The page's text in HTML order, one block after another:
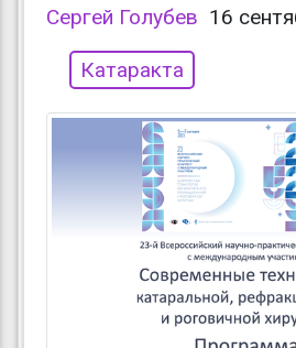
Сергей Голубев 16
Катаракта